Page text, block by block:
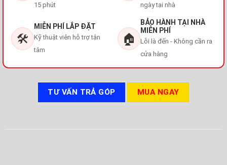
15 phút
ngày tại nhà
🛠️
MIỄN PHÍ LẮP ĐẶT
Kỹ thuật viên hỗ trợ tận
tâm
🏠
BẢO HÀNH TẠI NHÀ
MIỄN PHÍ
Lỗi là đến - Không cần ra
cửa hàng
TƯ VẤN TRẢ GÓP MUA NGAY